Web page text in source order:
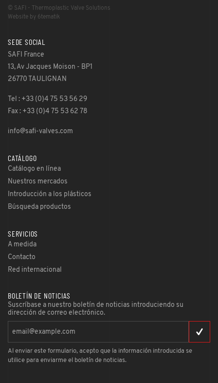
© SAFI - Thermoplastic Valve Solutions
Website by 6tematik
SEDE SOCIAL
SAFI France
13, Av Jacques Moison - BP1
26770 TAULIGNAN
Tel : +33 (0)4 75 53 56 29
Fax : +33 (0)4 75 53 62 78
info@safi-valves.com
CATÁLOGO
Catálogo en línea
Nuestros mercados
Introducción a los plásticos
Búsqueda productos
SERVICIOS
A medida
Contacto
Red internacional
BOLETÍN DE NOTICIAS
Suscríbase a nuestro boletín de noticias introduciendo su
dirección de correo electrónico.
Al enviar este formulario, acepto que la información introducida se
utilice para enviarme el boletín de noticias.